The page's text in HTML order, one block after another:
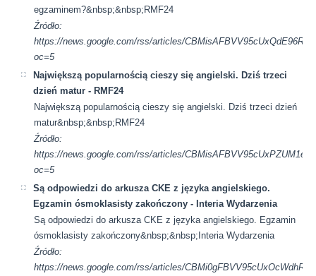
egzaminem?&nbsp;&nbsp;RMF24
Źródło:
https://news.google.com/rss/articles/
oc=5
Największą popularnością cieszy się angielski. Dziś trzeci
dzień matur - RMF24
Największą popularnością cieszy się angielski. Dziś trzeci dzień
matur&nbsp;&nbsp;RMF24
Źródło:
https://news.google.com/rss/articles/
oc=5
Są odpowiedzi do arkusza CKE z języka angielskiego.
Egzamin ósmoklasisty zakończony - Interia Wydarzenia
Są odpowiedzi do arkusza CKE z języka angielskiego. Egzamin
ósmoklasisty zakończony&nbsp;&nbsp;Interia Wydarzenia
Źródło:
https://news.google.com/rss/articles/